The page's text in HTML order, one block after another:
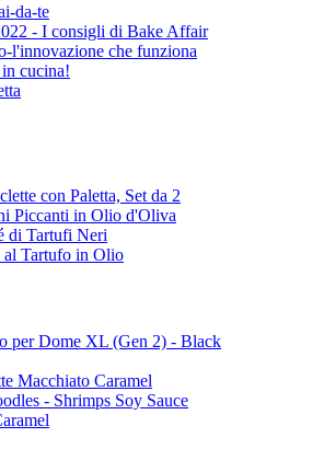
da-te
- I consigli di Bake Affair
l'innovazione che funziona
cucina!
con Paletta, Set da 2
Piccanti in Olio d'Oliva
di Tartufi Neri
al Tartufo in Olio
per Dome XL (Gen 2) - Black
Macchiato Caramel
- Shrimps Soy Sauce